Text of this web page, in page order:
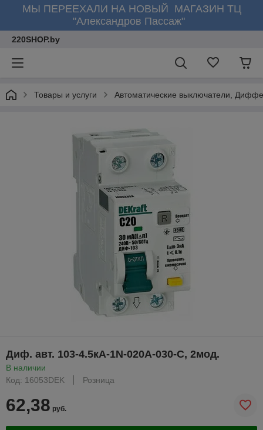
МЫ ПЕРЕЕХАЛИ НА НОВЫЙ МАГАЗИН ТЦ
"Александров Пассаж"
220SHOP.by
Товары и услуги Автоматические выключатели,
Диф. авт. 103-4.5кА-1N-020A-030-C, 2мод.
В наличии
Код: 16053DEK
Розница
62,38 руб.